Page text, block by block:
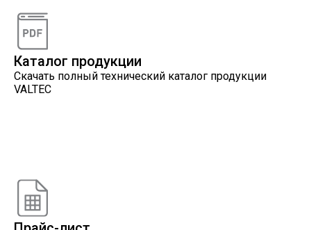
Каталог продукции
Скачать полный технический каталог продукции
VALTEC